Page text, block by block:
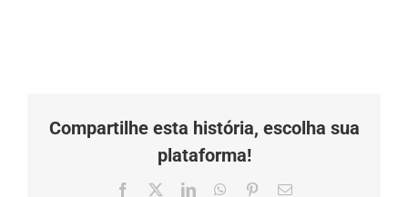
Compartilhe esta história, escolha sua
plataforma!
Facebook LinkedInWhatsappPinterest
O